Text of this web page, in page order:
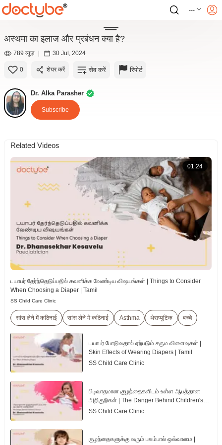
---
अस्थमा का इलाज और प्रबंधन क्या है?
789 व्यूज़ | 30 Jul, 2024
0 शेयर करें सेव करें रिपोर्ट
Dr. Alka Parasher
Subscribe
Related Videos
01:24
டயாபர் தேர்ந்தெடுப்பதில் கவனிக்க வேண்டிய விஷயங்கள் | Things to Consider
When Choosing a Diaper | Tamil
SS Child Care Clinic
सांस लेने में कठिनाई सांस लेने में कठिनाई Asthma थेराप्यूटिक बच्चे
டயாபர் போடுவதால் ஏற்படும் சரும விளைவுகள் |
Skin Effects of Wearing Diapers | Tamil
SS Child Care Clinic
பிடிவாதமான குழந்தைகளிடம் உள்ள ஆபத்தான
அறிகுறிகள் | The Danger Behind Children's
Tantrum | Tamil
SS Child Care Clinic
குழந்தைகளுக்கு வரும் பசும்பால் ஒவ்வாமை |